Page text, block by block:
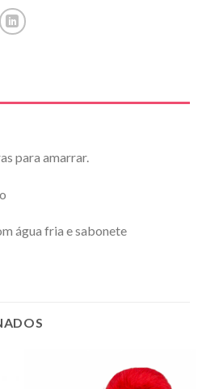
para amarrar.
água fria e sabonete